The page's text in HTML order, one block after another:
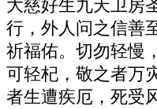
大慈好生九天卫房
行，外人问之信善
祈福佑。切勿轻慢
可轻杞，敬之者万
者生遭疾厄，死受